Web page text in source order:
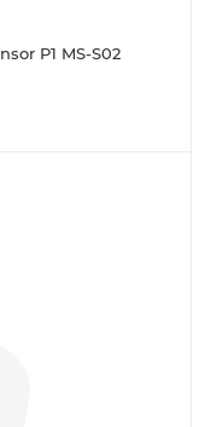
P1 MS-S02